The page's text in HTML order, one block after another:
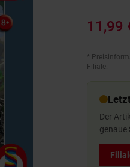
11,99
*
Filiale.
Der
genaue